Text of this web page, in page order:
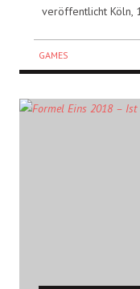
veröffentlicht Köln,
GAMES